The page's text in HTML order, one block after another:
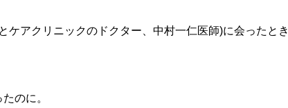
ケアクリニックのドクター、中村一仁医師)に会ったとき
のに。